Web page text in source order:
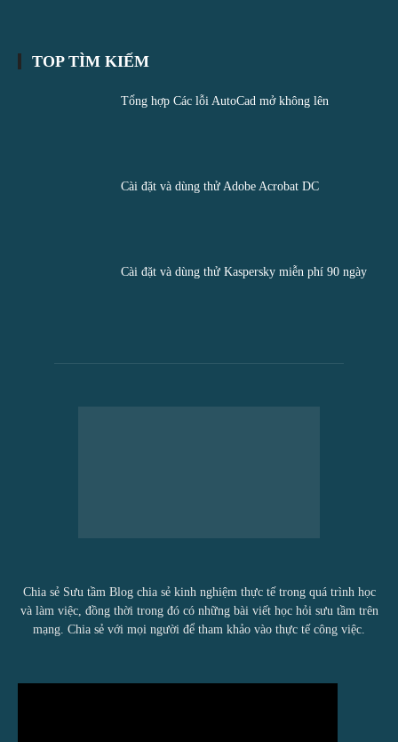
TOP TÌM KIẾM
Tổng hợp Các lỗi AutoCad mở không lên
Cài đặt và dùng thử Adobe Acrobat DC
Cài đặt và dùng thử Kaspersky miễn phí 90 ngày
Chia sẻ Sưu tầm Blog chia sẻ kinh nghiệm thực tế trong quá trình học
và làm việc, đồng thời trong đó có những bài viết học hỏi sưu tầm trên
mạng. Chia sẻ với mọi người để tham khảo vào thực tế công việc.